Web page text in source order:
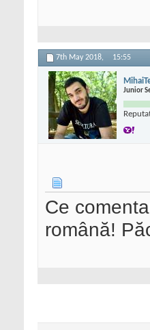
7th May 2018, 15:55
Junior
Ce
română!